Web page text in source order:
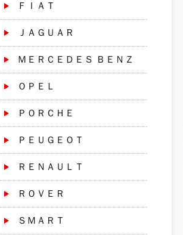
ＦＩＡＴ
ＪＡＧＵＡＲ
ＭＥＲＣＥＤＥＳ ＢＥＮＺ
ＯＰＥＬ
ＰＯＲＣＨＥ
ＰＥＵＧＥＯＴ
ＲＥＮＡＵＬＴ
ＲＯＶＥＲ
ＳＭＡＲＴ